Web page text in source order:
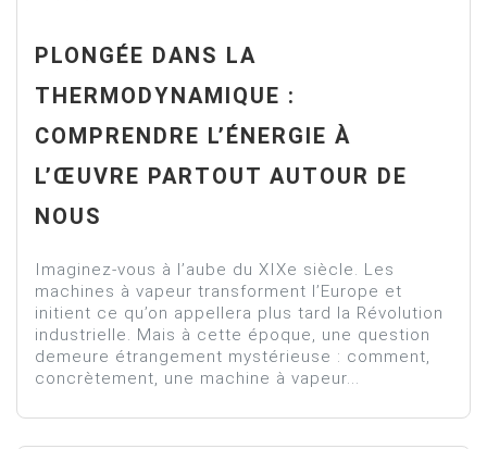
PLONGÉE DANS LA
THERMODYNAMIQUE :
COMPRENDRE L’ÉNERGIE À
L’ŒUVRE PARTOUT AUTOUR DE
NOUS
Imaginez-vous à l’aube du XIXe siècle. Les
machines à vapeur transforment l’Europe et
initient ce qu’on appellera plus tard la Révolution
industrielle. Mais à cette époque, une question
demeure étrangement mystérieuse : comment,
concrètement, une machine à vapeur...